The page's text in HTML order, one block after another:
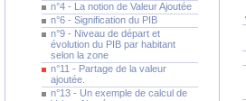
n°4 - La notion de Valeur Ajoutée
n°6 - Signification du PIB
n°9 - Niveau de départ et
évolution du PIB par habitant
selon la zone
n°11 - Partage de la valeur
ajoutée.
n°13 - Un exemple de calcul de